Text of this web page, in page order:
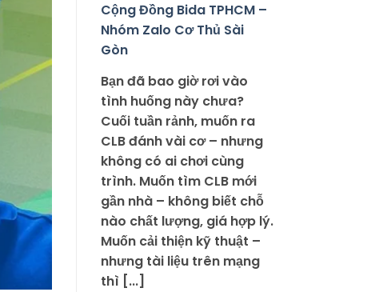
Cộng Đồng Bida TPHCM –
Nhóm Zalo Cơ Thủ Sài
Gòn
Bạn đã bao giờ rơi vào
tình huống này chưa?
Cuối tuần rảnh, muốn ra
CLB đánh vài cơ – nhưng
không có ai chơi cùng
trình. Muốn tìm CLB mới
gần nhà – không biết chỗ
nào chất lượng, giá hợp lý.
Muốn cải thiện kỹ thuật –
nhưng tài liệu trên mạng
thì [...]